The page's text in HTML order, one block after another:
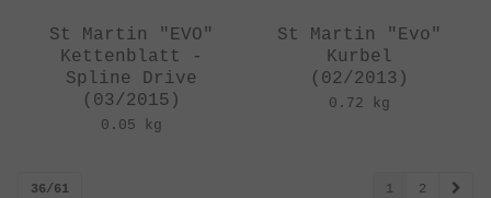
St Martin "EVO"
Kettenblatt -
Spline Drive
(03/2015)
0.05 kg
St Martin "Evo"
Kurbel
(02/2013)
0.72 kg
36/61 1 2